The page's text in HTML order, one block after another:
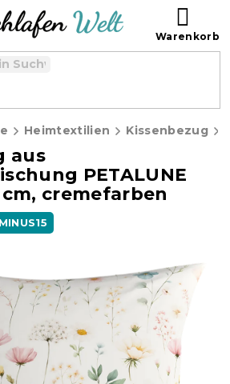
Heimtextilien Kissenbezug
aus
PETALUNE
cm, cremefarben